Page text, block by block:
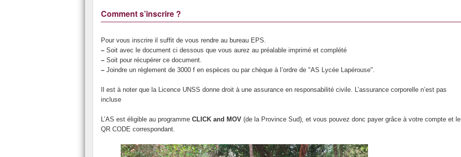
Comment s’inscrire ?
Pour vous inscrire il suffit de vous rendre au bureau EPS.
– Soit avec le document ci dessous que vous aurez au préalable imprimé et complété
– Soit pour récupérer ce document.
– Joindre un règlement de 3000 f en espèces ou par chèque à l’ordre de "AS Lycée Lapérouse".
Il est à noter que la Licence UNSS donne droit à une assurance en responsabilité civile. L’assurance corporelle n’est pas
incluse
L’AS est éligible au programme CLICK and MOV (de la Province Sud), et vous pouvez donc payer grâce à votre compte et le
QR CODE correspondant.